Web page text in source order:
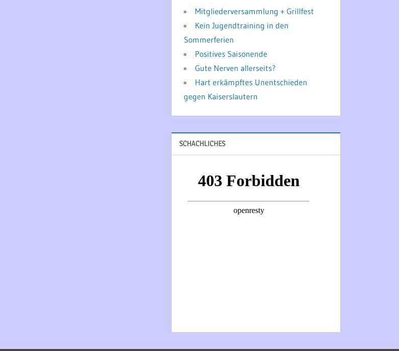
Mitgliederversammlung + Grillfest
Kein Jugendtraining in den
Sommerferien
Positives Saisonende
Gute Nerven allerseits?
Hart erkämpftes Unentschieden
gegen Kaiserslautern
SCHACHLICHES